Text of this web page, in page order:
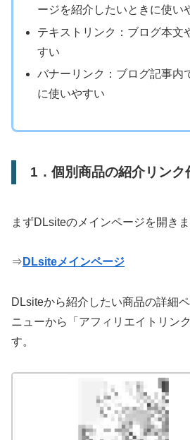
ージを紹介したいときに使い
テキストリンク：ブログ本文
すい
バナーリンク：ブログ記事内
に使いやすい
1．個別商品の紹介リンク
まずDLsiteのメインページを開きま
⇒ DLsiteメインページ
DLsiteから紹介したい商品の詳細
ニューから「アフィリエイトリン
す。